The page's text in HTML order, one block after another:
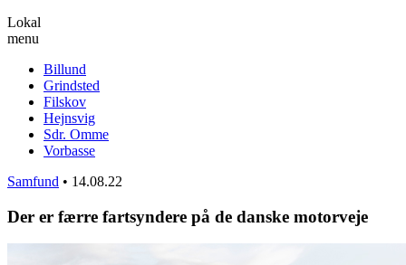
Lokal
menu
Billund
Grindsted
Filskov
Hejnsvig
Sdr. Omme
Vorbasse
Samfund • 14.08.22
Der er færre fartsyndere på de danske motorveje